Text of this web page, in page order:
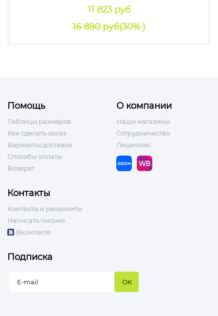
11 823 руб
16 890 руб(30% )
Помощь
Таблицы размеров
Как сделать заказ
Варианты доставки
Способы оплаты
Возврат
О компании
Наши магазины
Сотрудничество
Лицензия
Контакты
Контакты и реквизиты
Написать письмо
Вконтакте
Подписка